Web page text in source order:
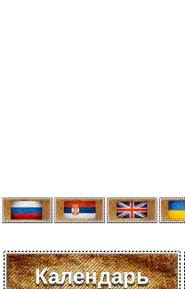
Календарь